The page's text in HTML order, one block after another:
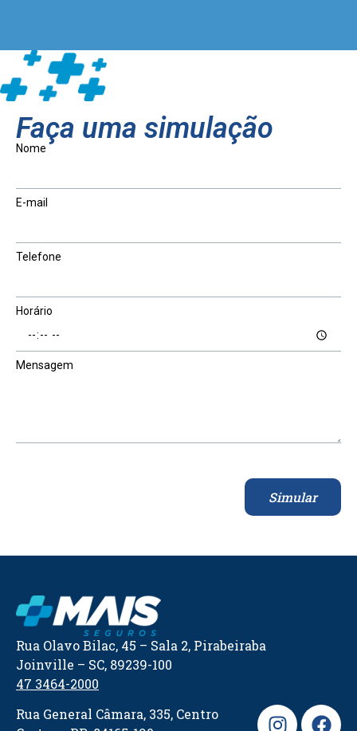
Faça uma simulação
Nome
E-mail
Telefone
Horário
Mensagem
Simular
Rua Olavo Bilac, 45 – Sala 2, Pirabeiraba
Joinville – SC, 89239-100
47 3464-2000
Rua General Câmara, 335, Centro